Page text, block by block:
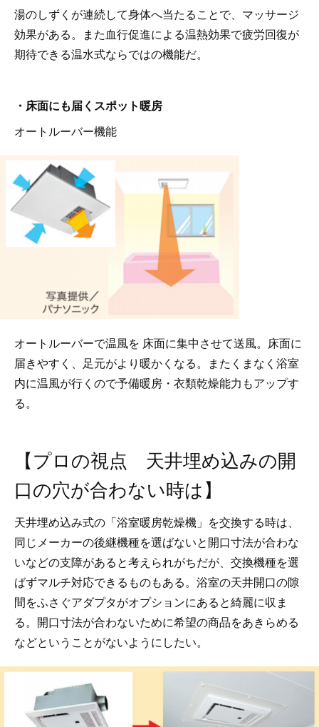
湯のしずくが連続して身体へ当たることで、マッサージ
効果がある。また血行促進による温熱効果で疲労回復が
期待できる温水式ならではの機能だ。
・床面にも届くスポット暖房
オートルーバー機能
オートルーバーで温風を 床面に集中させて送風。床面に
届きやすく、足元がより暖かくなる。またくまなく浴室
内に温風が行くので予備暖房・衣類乾燥能力もアップす
る。
【プロの視点 天井埋め込みの開
口の穴が合わない時は】
天井埋め込み式の「浴室暖房乾燥機」を交換する時は、
同じメーカーの後継機種を選ばないと開口寸法が合わな
いなどの支障があると考えられがちだが、交換機種を選
ばずマルチ対応できるものもある。浴室の天井開口の隙
間をふさぐアダプタがオプションにあると綺麗に収ま
る。開口寸法が合わないために希望の商品をあきらめる
などということがないようにしたい。